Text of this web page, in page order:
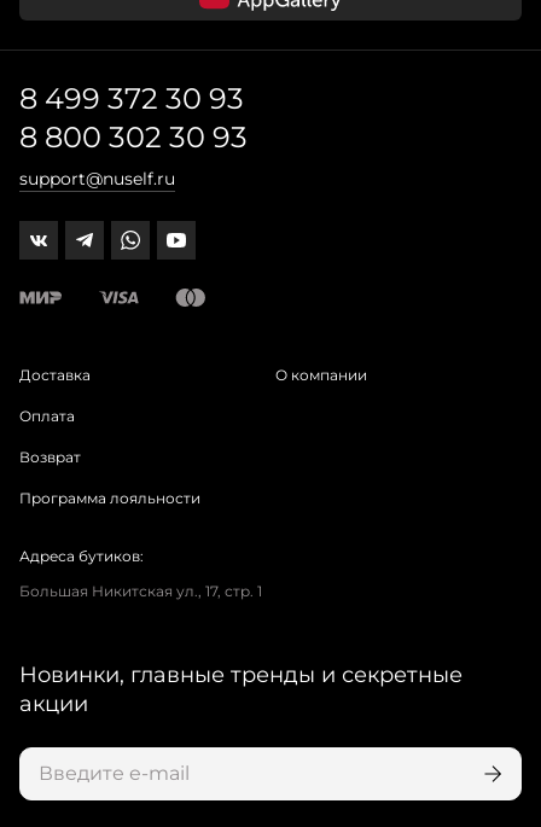
8 499 372 30 93
8 800 302 30 93
support@nuself.ru
Доставка
Оплата
Возврат
Программа лояльности
О компании
Адреса бутиков:
Большая Никитская ул., 17, стр. 1
Новинки, главные тренды и секретные
акции